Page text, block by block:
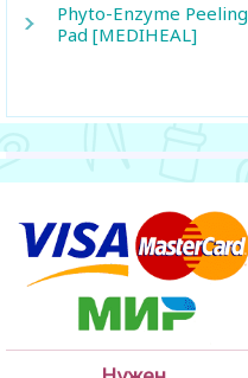
Phyto-Enzyme Peeling
Pad [MEDIHEAL]